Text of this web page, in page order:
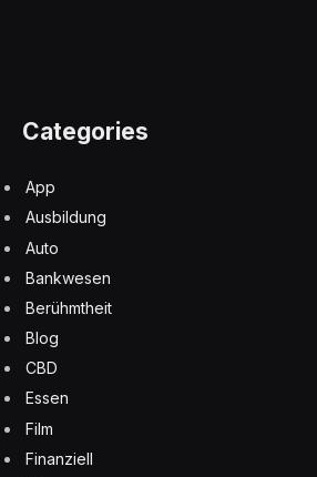
Categories
App
Ausbildung
Auto
Bankwesen
Berühmtheit
Blog
CBD
Essen
Film
Finanziell